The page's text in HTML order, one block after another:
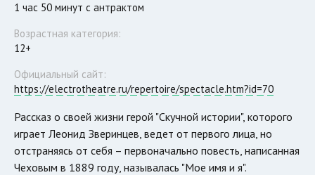
1 час 50 минут с антрактом
Возрастная категория:
12+
Официальный сайт:
https://electrotheatre.ru/repertoire/spectacle.htm?id=70
Рассказ о своей жизни герой "Скучной истории", которого
играет Леонид Зверинцев, ведет от первого лица, но
отстраняясь от себя – первоначально повесть, написанная
Чеховым в 1889 году, называлась "Мое имя и я".